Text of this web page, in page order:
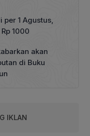
1 Agustus,
1000
akan
di Buku
IKLAN